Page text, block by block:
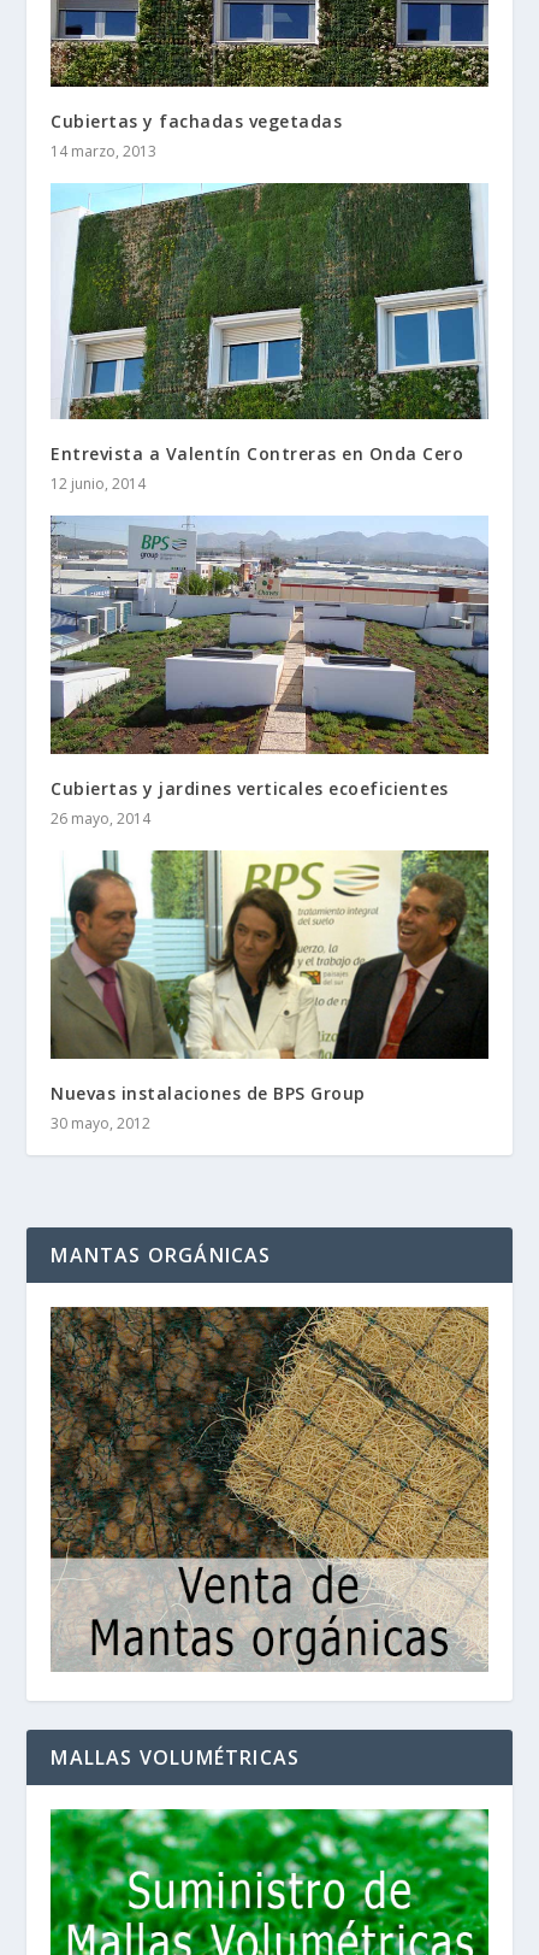
Cubiertas y fachadas vegetadas
14 marzo, 2013
Entrevista a Valentín Contreras en Onda Cero
12 junio, 2014
Cubiertas y jardines verticales ecoeficientes
26 mayo, 2014
Nuevas instalaciones de BPS Group
30 mayo, 2012
MANTAS ORGÁNICAS
MALLAS VOLUMÉTRICAS